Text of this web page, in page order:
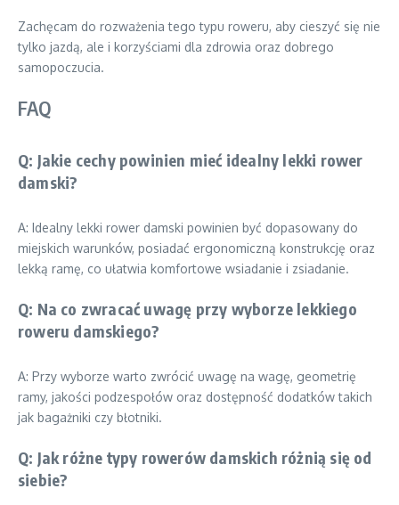
Zachęcam do rozważenia tego typu roweru, aby cieszyć się nie
tylko jazdą, ale i korzyściami dla zdrowia oraz dobrego
samopoczucia.
FAQ
Q: Jakie cechy powinien mieć idealny lekki rower
damski?
A: Idealny lekki rower damski powinien być dopasowany do
miejskich warunków, posiadać ergonomiczną konstrukcję oraz
lekką ramę, co ułatwia komfortowe wsiadanie i zsiadanie.
Q: Na co zwracać uwagę przy wyborze lekkiego
roweru damskiego?
A: Przy wyborze warto zwrócić uwagę na wagę, geometrię
ramy, jakości podzespołów oraz dostępność dodatków takich
jak bagażniki czy błotniki.
Q: Jak różne typy rowerów damskich różnią się od
siebie?